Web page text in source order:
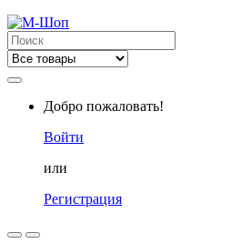
Search
for:
Добро пожаловать!
Войти
или
Регистрация